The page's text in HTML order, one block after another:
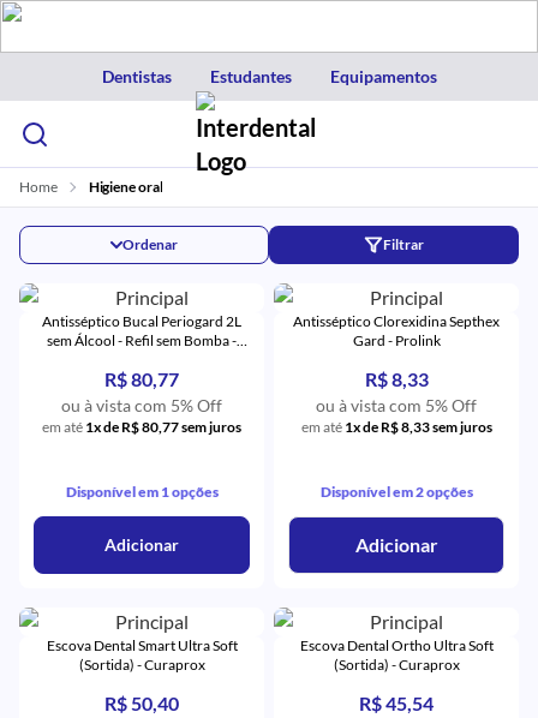
Dentistas Estudantes Equipamentos
Home Higiene oral
Filtrar
Ordenar
Antisséptico Bucal Periogard 2L
sem Álcool - Refil sem Bomba -
R$ 80,77
ou à vista com 5% Off
em até 1x de R$ 80,77 sem juros
Disponível em 1 opções
Adicionar
Antisséptico Clorexidina Septhex
Gard - Prolink
R$ 8,33
ou à vista com 5% Off
em até 1x de R$ 8,33 sem juros
Disponível em 2 opções
Adicionar
Escova Dental Smart Ultra Soft
(Sortida) - Curaprox
R$ 50,40
Escova Dental Ortho Ultra Soft
(Sortida) - Curaprox
R$ 45,54